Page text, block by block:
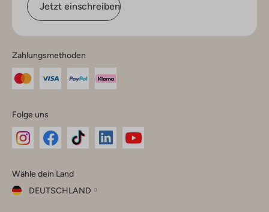
Jetzt einschreiben
Zahlungsmethoden
Folge uns
Instagram
Facebook
TikTok
Wähle dein Land
DEUTSCHLAND